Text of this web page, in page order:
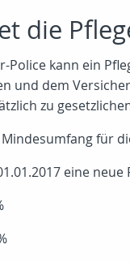
die
Police kann ein
und dem
zu
für
eine